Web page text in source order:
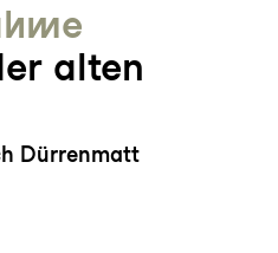
alten
Dürrenmatt